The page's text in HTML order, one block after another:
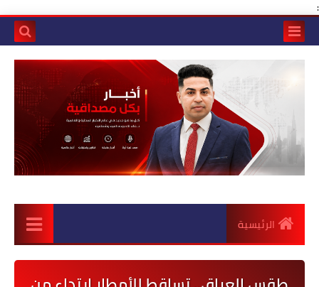
:
الرئيسية